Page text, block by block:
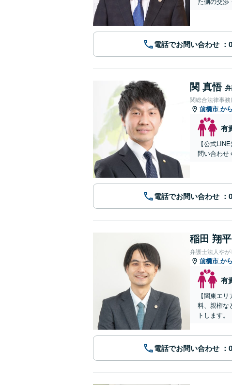
た側の交渉
電話でお問い合わせ
関 真悟
関総合法律事務
前橋市 か
有
【公式
問い合わせ
電話でお問い合わせ
稲田 翔平
弁護士法人や
前橋市 か
有
【関東エ
料、親権な
トします。
電話でお問い合わせ